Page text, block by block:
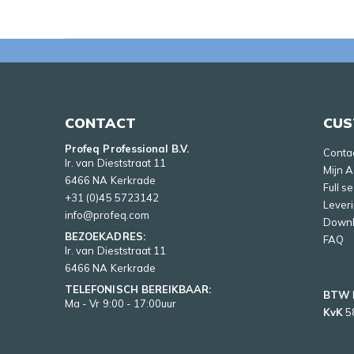
CONTACT
Profeq Professional B.V.
Ir. van Dieststraat 11
6466 NA Kerkrade
+31 (0)45 5723142
info@profeq.com
BEZOEKADRES:
Ir. van Dieststraat 11
6466 NA Kerkrade
TELEFONISCH BEREIKBAAR:
Ma - Vr 9:00 - 17:00uur
Mijn
Full
FAQ
BTW
KvK